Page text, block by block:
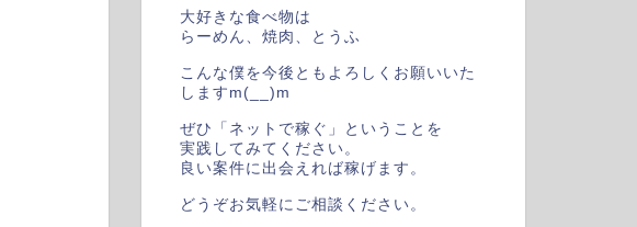
大好きな食べ物は
らーめん、焼肉、とうふ
こんな僕を今後ともよろしくお願いいた
しますm(__)m
ぜひ「ネットで稼ぐ」ということを
実践してみてください。
良い案件に出会えれば稼げます。
どうぞお気軽にご相談ください。